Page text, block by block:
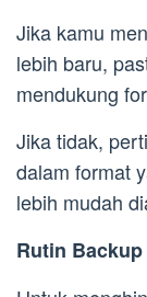
Jika kamu
lebih baru,
mendukung
Jika tidak,
dalam format
lebih mudah
Rutin